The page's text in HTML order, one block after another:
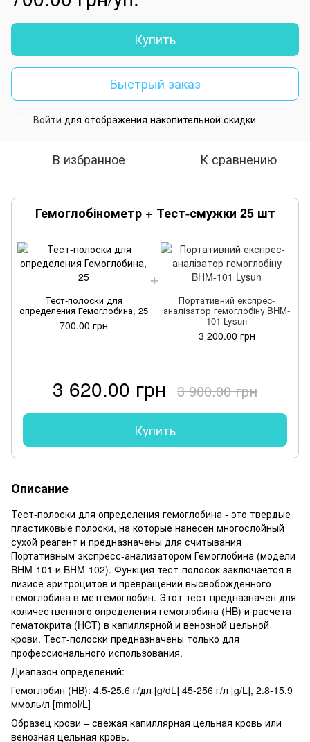
Купить
Быстрый заказ
Войти для отображения накопительной скидки
В избранное К сравнению
Гемоглобінометр + Тест-смужки 25 шт
Тест-полоски для
определения Гемоглобина, 25
700.00 грн
Портативний експрес-
аналізатор гемоглобіну BHM-
101 Lysun
3 200.00 грн
3 620.00 грн 3 900.00 грн
Купить
Описание
Тест-полоски для определения гемоглобина - это твердые
пластиковые полоски, на которые нанесен многослойный
сухой реагент и предназначены для считывания
Портативным экспресс-анализатором Гемоглобина (модели
BHM-101 и BHM-102). Функция тест-полосок заключается в
лизисе эритроцитов и превращении высвобожденного
гемоглобина в метгемоглобин. Этот тест предназначен для
количественного определения гемоглобина (HB) и расчета
гематокрита (HCT) в капиллярной и венозной цельной
крови. Тест-полоски предназначены только для
профессионального использования.
Диапазон определений:
Гемоглобин (HB): 4.5-25.6 г/дл [g/dL] 45-256 г/л [g/L], 2.8-15.9
ммоль/л [mmol/L]
Образец крови – свежая капиллярная цельная кровь или
венозная цельная кровь.